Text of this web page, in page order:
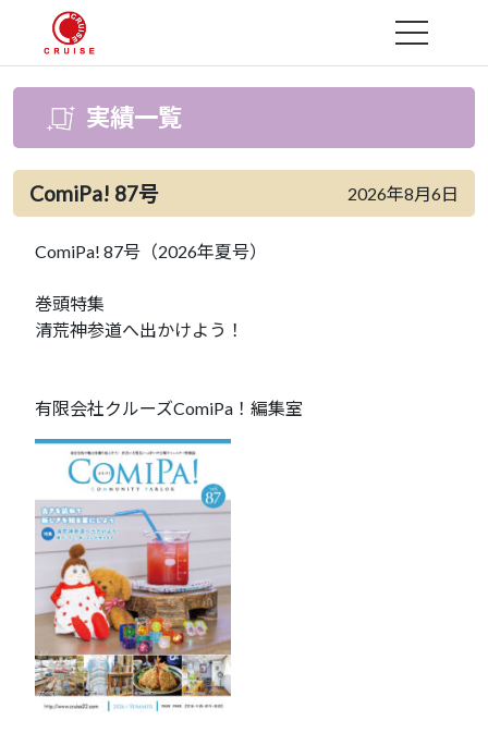
MENU
実績一覧
ComiPa! 87号 2026年8月6日
ComiPa! 87号（2026年夏号）
巻頭特集
清荒神参道へ出かけよう！
有限会社クルーズComiPa！編集室